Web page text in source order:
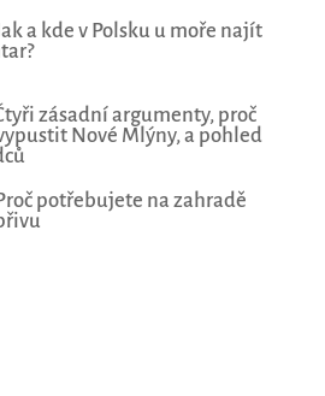
a kde v Polsku u moře najít
zásadní argumenty, proč
Nové Mlýny, a pohled
potřebujete na zahradě